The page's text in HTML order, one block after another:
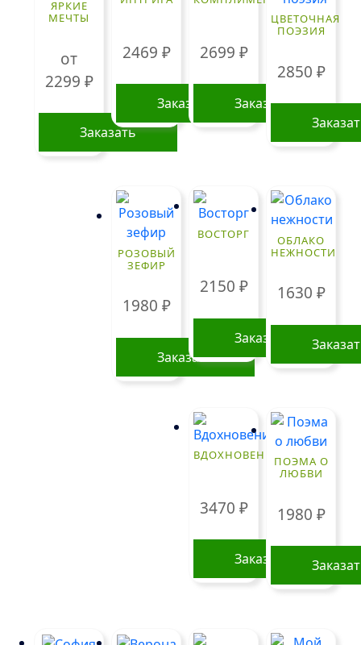
ЯРКИЕ
МЕЧТЫ
от
2299 ₽
Заказать
несколько
вариаций.
странице
2469 ₽
Заказать
2699 ₽
Заказать
ЦВЕТОЧНАЯ
ПОЭЗИЯ
2850 ₽
РОЗОВЫЙ
ЗЕФИР
1980 ₽
Заказать
ВОСТОРГ
2150 ₽
Заказать
ОБЛАКО
НЕЖНОСТИ
1630 ₽
ВДОХНОВЕНИЕ
3470 ₽
Заказать
ПОЭМА О
ЛЮБВИ
1980 ₽